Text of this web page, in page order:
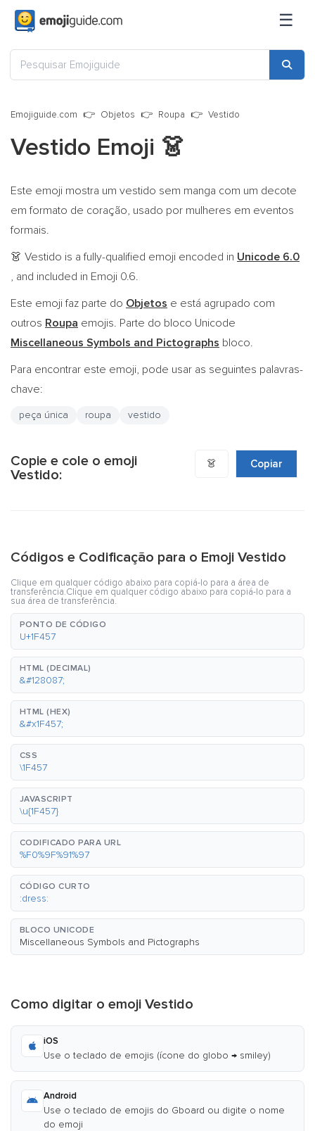
☰
Emojiguide.com Objetos Roupa Vestido
Vestido Emoji 👗
Este emoji mostra um vestido sem manga com um decote
em formato de coração, usado por mulheres em eventos
formais.
👗 Vestido is a fully-qualified emoji encoded in Unicode 6.0
, and included in Emoji 0.6.
Este emoji faz parte do Objetos e está agrupado com
outros Roupa emojis. Parte do bloco Unicode
Miscellaneous Symbols and Pictographs bloco.
Para encontrar este emoji, pode usar as seguintes palavras-
chave:
peça única roupa vestido
Copie e cole o emoji
Vestido:
👗 Copiar
Códigos e Codificação para o Emoji Vestido
Clique em qualquer código abaixo para copiá-lo para a área de
transferência.Clique em qualquer código abaixo para copiá-lo para a
sua área de transferência.
PONTO DE CÓDIGO
U+1F457
HTML (DECIMAL)
&#128087;
HTML (HEX)
&#x1F457;
CSS
\1F457
JAVASCRIPT
\u{1F457}
CODIFICADO PARA URL
%F0%9F%91%97
CÓDIGO CURTO
:dress:
BLOCO UNICODE
Miscellaneous Symbols and Pictographs
Como digitar o emoji Vestido
iOS
Use o teclado de emojis (ícone do globo → smiley)
Android
Use o teclado de emojis do Gboard ou digite o nome
do emoji